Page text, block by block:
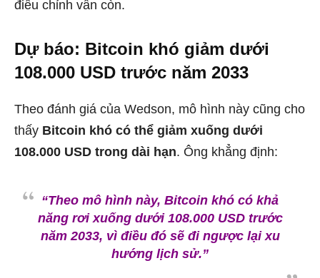
điều chỉnh vẫn còn.
Dự báo: Bitcoin khó giảm dưới
108.000 USD trước năm 2033
Theo đánh giá của Wedson, mô hình này cũng cho
thấy Bitcoin khó có thể giảm xuống dưới
108.000 USD trong dài hạn. Ông khẳng định:
“Theo mô hình này, Bitcoin khó có khả
năng rơi xuống dưới 108.000 USD trước
năm 2033, vì điều đó sẽ đi ngược lại xu
hướng lịch sử.”